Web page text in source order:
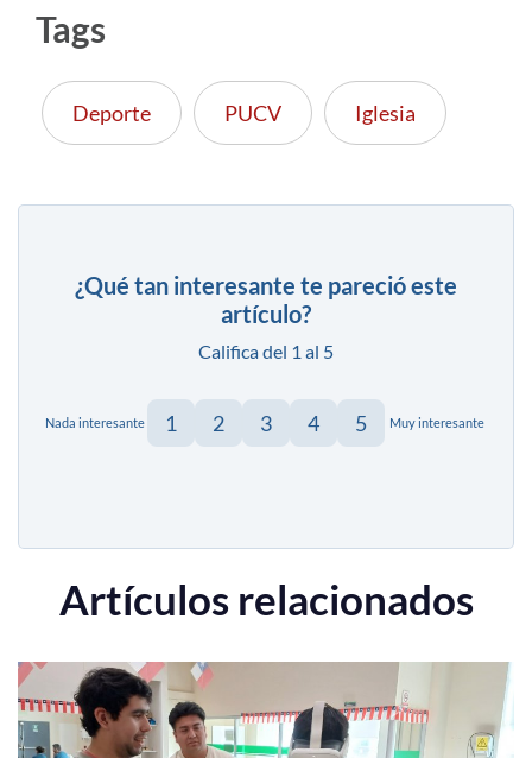
Tags
Deporte PUCV Iglesia
¿Qué tan interesante te pareció este
artículo?
Califica del 1 al 5
Nada interesante 1 2 3 4 5 Muy interesante
Artículos relacionados